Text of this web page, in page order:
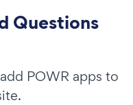
Questions
POWR apps to